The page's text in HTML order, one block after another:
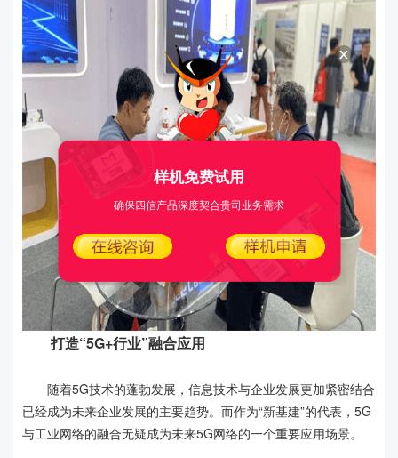
打造“5G+行业”融合应用
随着5G技术的蓬勃发展，信息技术与企业发展更加紧密结合
已经成为未来企业发展的主要趋势。而作为“新基建”的代表，5G
与工业网络的融合无疑成为未来5G网络的一个重要应用场景。
样机免费试用
确保四信产品深度契合贵司业务需求